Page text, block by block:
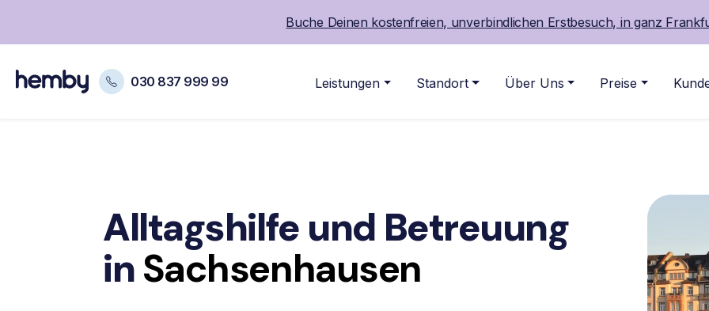
Buche Deinen kostenfreien, unverbindlichen Erstbesuch, in ganz
030 837 999 99 Leistungen Standort Über Uns Preise
Alltagshilfe und Betreuung
inSachsenhausen